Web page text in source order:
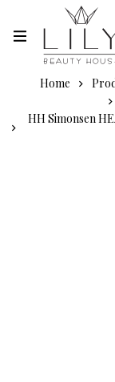
Home
HH Simonsen